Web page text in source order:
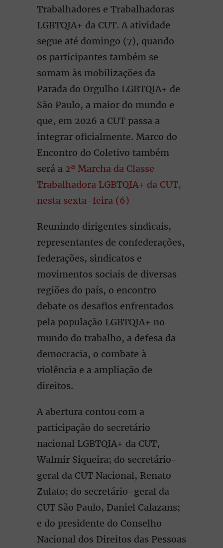
Trabalhadores e Trabalhadoras
LGBTQIA+ da CUT. A atividade
segue até domingo (7), quando
os participantes também se
somam às mobilizações da
Parada do Orgulho LGBTQIA+ de
São Paulo, a maior do mundo e
que, em 2026 a CUT passa a
integrar oficialmente. Marco do
Encontro do Coletivo também
será a 2ª Marcha da Classe
Trabalhadora LGBTQIA+ da CUT,
nesta sexta-feira (6)
Reunindo dirigentes sindicais,
representantes de confederações,
federações, sindicatos e
movimentos sociais de diversas
regiões do país, o encontro
debate os desafios enfrentados
pela população LGBTQIA+ no
mundo do trabalho, a defesa da
democracia, o combate à
violência e a ampliação de
direitos.
A abertura contou com a
participação do secretário
nacional LGBTQIA+ da CUT,
Walmir Siqueira; do secretário-
geral da CUT Nacional, Renato
Zulato; do secretário-geral da
CUT São Paulo, Daniel Calazans;
e do presidente do Conselho
Nacional dos Direitos das Pessoas